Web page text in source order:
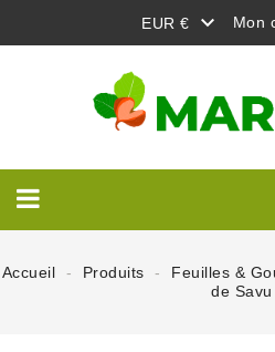
EUR €  Mon
Accueil Produits Feuilles &
de Savu